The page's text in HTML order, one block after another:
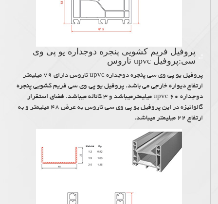
پروفیل فریم کشویی پنجره دوجداره یو پی وی
سی:پروفیل upvc تاروس
پروفیل یو پی وی سی پنجره دوجداره upvc تاروس دارای ۷۹ میلیمتر
ارتفاع دیواره خارجی می باشد. پروفیل یو پی وی سی فریم کشویی پنجره
دوجداره upvc ۶۰ میلیمترمیباشد و ۳ کاناله میباشد. فضای استقرار
گالوانیزه در این پروفیل یو پی وی سی تاروس به عرض ۴۸ میلیمتر و به
ارتفاع ۲۲ میلیمتر میباشد.